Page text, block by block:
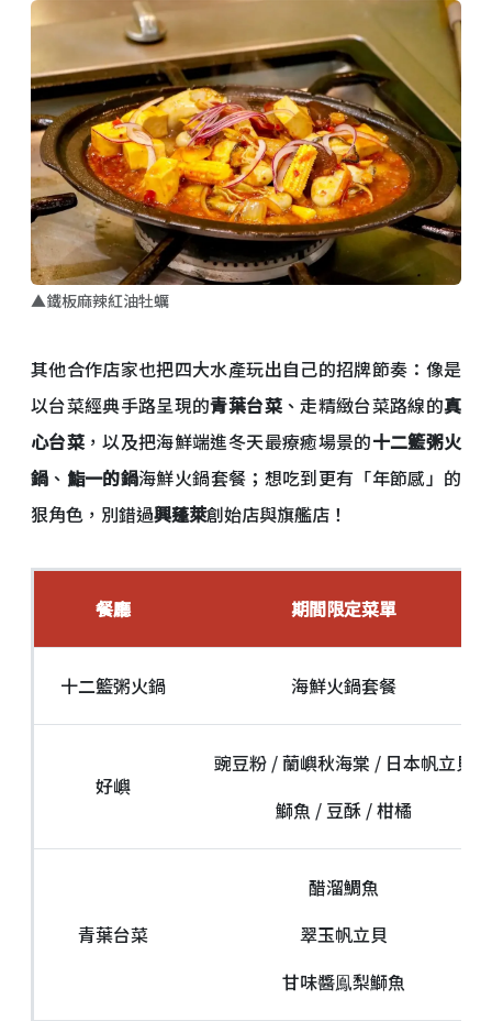
▲鐵板麻辣紅油牡蠣
其他合作店家也把四大水產玩出自己的招牌節奏：像是
以台菜經典手路呈現的青葉台菜、走精緻台菜路線的真
心台菜，以及把海鮮端進冬天最療癒場景的十二籃粥火
鍋 、 鮨一的鍋海鮮火鍋套餐；想吃到更有「年節感」的
狠角色，別錯過興蓬萊創始店與旗艦店！
餐廳 期間限定菜單
十二籃粥火鍋 海鮮火鍋套餐
好嶼
豌豆粉 / 蘭嶼秋海棠 / 日本帆立貝
鰤魚 / 豆酥 / 柑橘
青葉台菜
醋溜鯛魚
翠玉帆立貝
甘味醬鳯梨鰤魚